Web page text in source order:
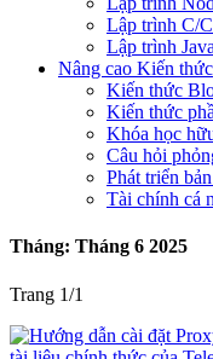
Lập trình C/
Lập trình Java
Nâng cao Kiến thức
Kiến thức
Kiến thức
Khóa học
Câu hỏi
Phát triển
Tài chính cá
Tháng: Tháng 6 2025
Trang 1/1